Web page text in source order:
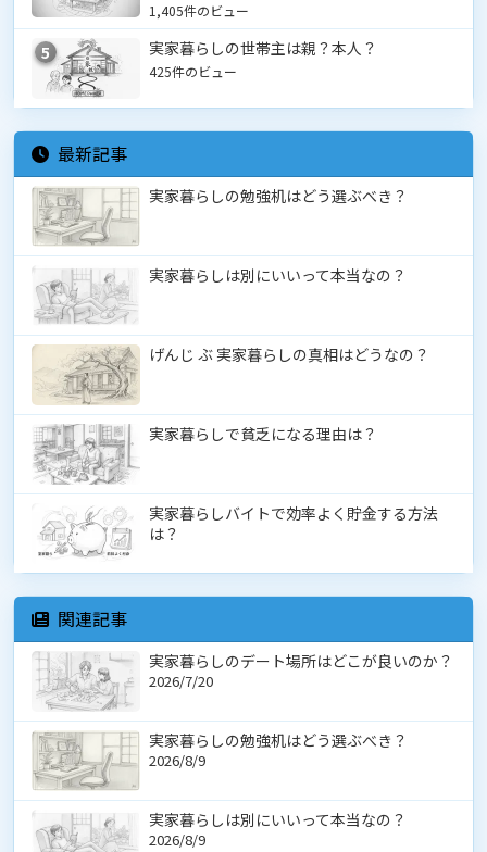
1,405件のビュー
5 実家暮らしの世帯主は親？本人？
425件のビュー
最新記事
実家暮らしの勉強机はどう選ぶべき？
実家暮らしは別にいいって本当なの？
げんじ ぶ 実家暮らしの真相はどうなの？
実家暮らしで貧乏になる理由は？
実家暮らしバイトで効率よく貯金する方法
は？
関連記事
実家暮らしのデート場所はどこが良いのか？
2026/7/20
実家暮らしの勉強机はどう選ぶべき？
2026/8/9
実家暮らしは別にいいって本当なの？
2026/8/9